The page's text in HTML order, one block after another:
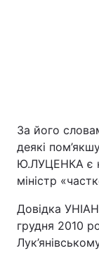
За його
деякі
Ю.ЛУЦЕНКА є
міністр
Довідка
грудня 2010